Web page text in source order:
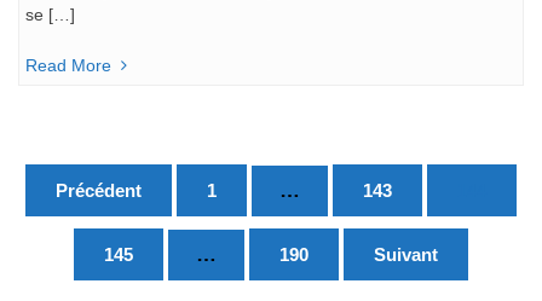
se […]
Read More
Pagination
des
publications
Précédent 1 … 143
145 … 190 Suivant